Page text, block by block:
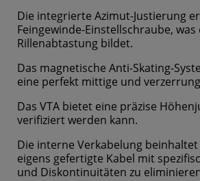
Die integrierte Azimut-Justierung
Feingewinde-Einstellschraube,
Rillenabtastung bildet.
Das magnetische Anti-Skating-
eine perfekt mittige und
Das VTA bietet eine präzise
verifiziert werden kann.
Die interne Verkabelung
eigens gefertigte Kabel mit
und Diskontinuitäten zu